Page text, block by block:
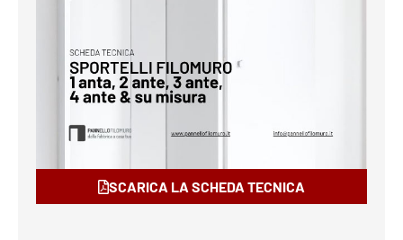
SCARICA LA SCHEDA TECNICA